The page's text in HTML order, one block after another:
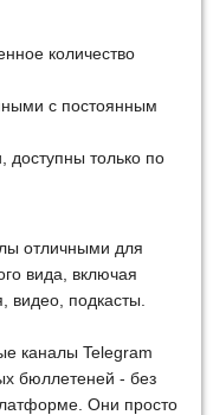
количество
с постоянным
доступны только по
отличными для
вида, включая
видео, подкасты.
каналы Telegram
бюллетеней - без
Они просто